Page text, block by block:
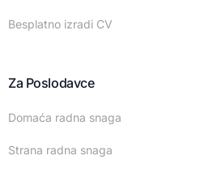
Besplatno izradi CV
Za Poslodavce
Domaća radna snaga
Strana radna snaga